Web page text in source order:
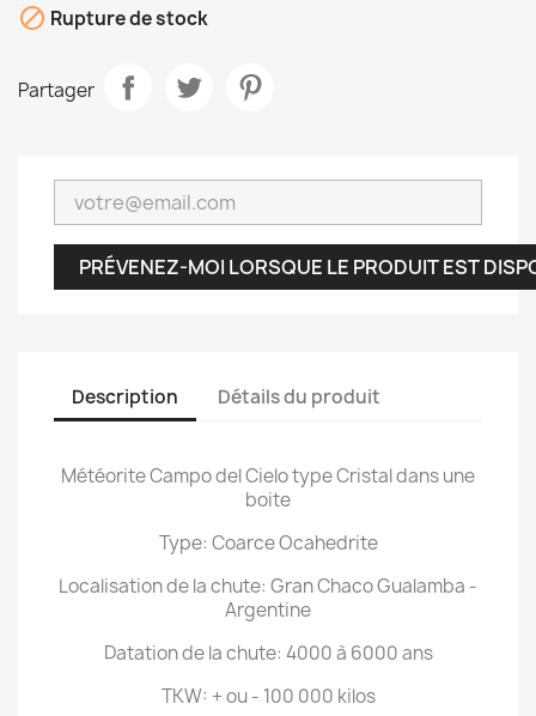
 Rupture de stock
Partager
PRÉVENEZ-MOI LORSQUE LE PRODUIT EST
Description Détails du produit
Météorite Campo del Cielo type Cristal dans une
boite
Type: Coarce Ocahedrite
Localisation de la chute: Gran Chaco Gualamba -
Argentine
Datation de la chute: 4000 à 6000 ans
TKW: + ou - 100 000 kilos